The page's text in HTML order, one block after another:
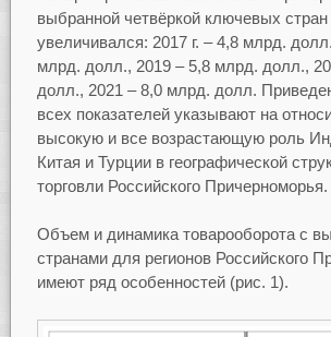
выбранной четвёркой ключевых стран
увеличивался: 2017 г. – 4,8 млрд.
млрд. долл., 2019 – 5,8 млрд. долл.,
долл., 2021 – 8,0 млрд. долл.
всех показателей указывают на
высокую и все возрастающую роль
Китая и Турции в географической
торговли Российского Причерноморья.
Объем и динамика товарооборота с
странами для регионов Российского
имеют ряд особенностей (рис. 1).